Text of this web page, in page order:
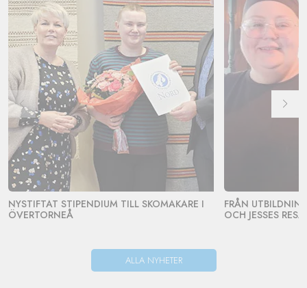
NYSTIFTAT STIPENDIUM TILL SKOMAKARE I
ÖVERTORNEÅ
FRÅN
OCH JESSES RESA.
ALLA NYHETER